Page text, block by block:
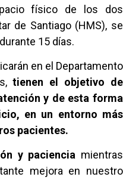
físico de los dos
de Santiago (HMS), se
15 días.
en el Departamento
tienen el objetivo de
y de esta forma
en un entorno más
pacientes.
y paciencia mientras
mejora en nuestro